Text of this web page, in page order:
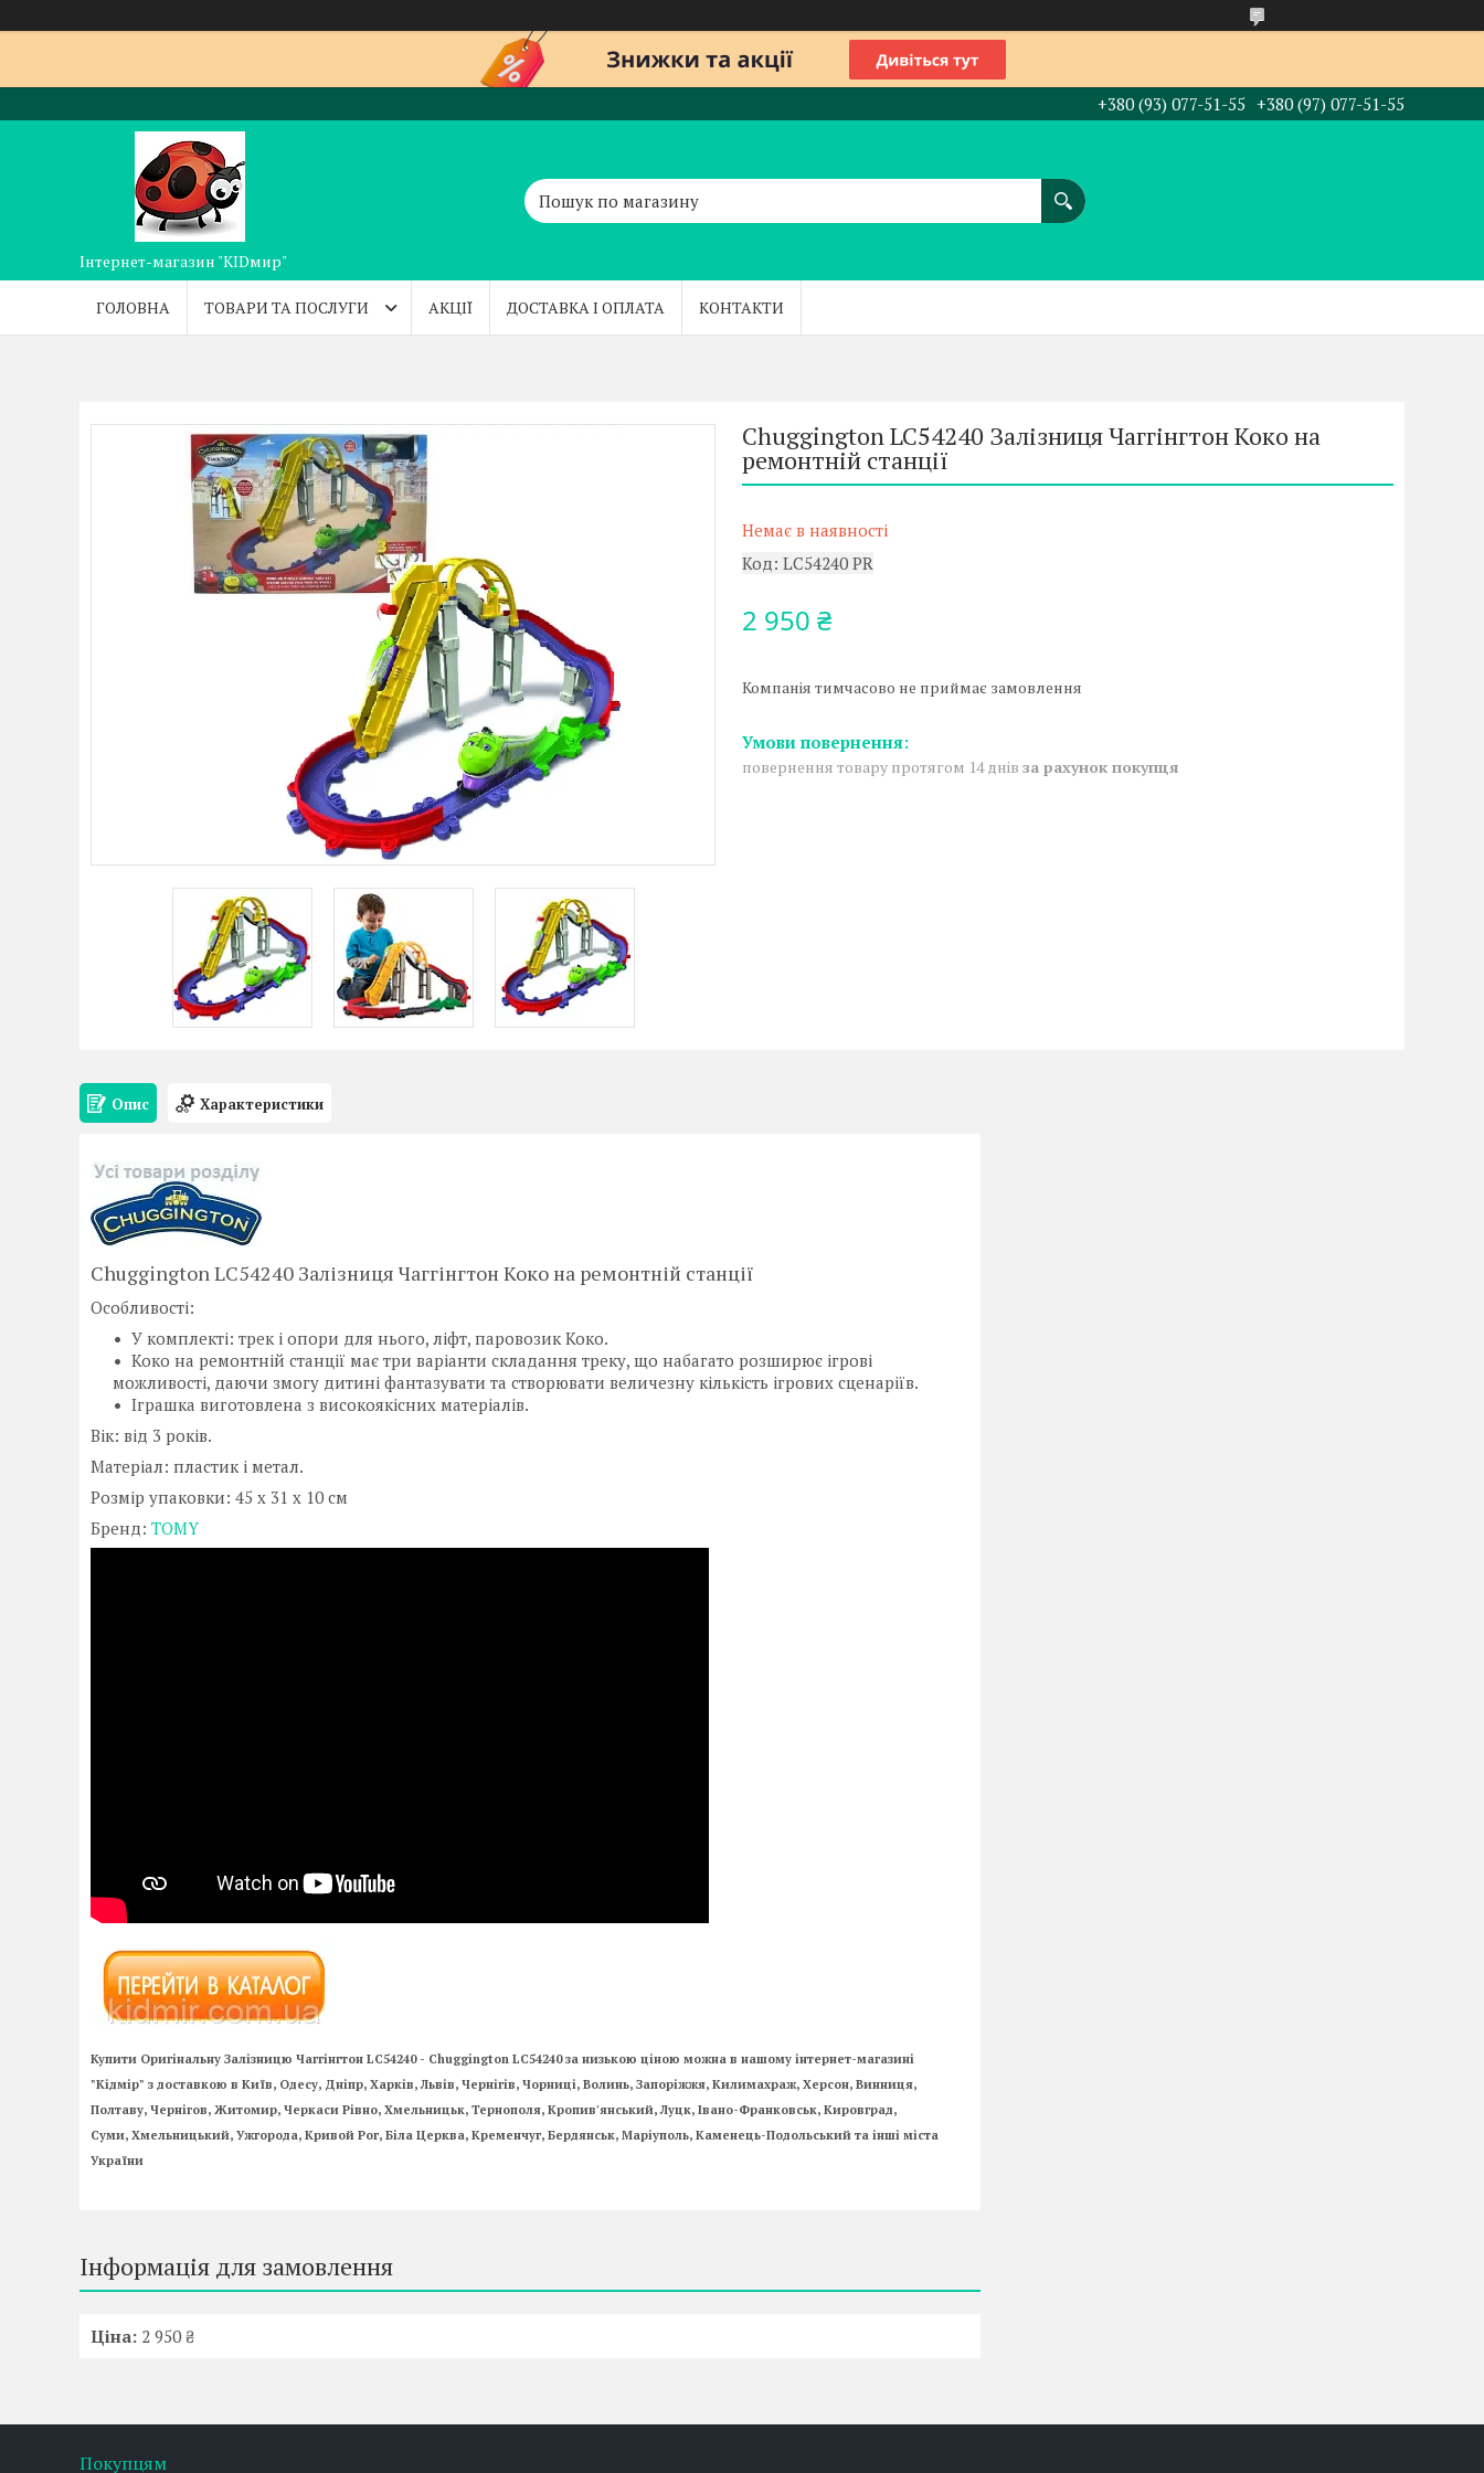
+380 (93) 077-51-55 +380 (97) 077-51-55
Інтернет-магазин "KIDмир"
ГОЛОВНА ТОВАРИ ТА ПОСЛУГИ АКЦІЇ ДОСТАВКА І ОПЛАТА КОНТАКТИ
Chuggington LC54240 Залізниця Чаггінгтон Коко на
ремонтній станції
Немає в наявності
Код: LC54240 PR
2 950 ₴
Компанія тимчасово не приймає замовлення
повернення товару протягом 14 днів за рахунок покупця
Опис Характеристики
Chuggington LC54240 Залізниця Чаггінгтон Коко на ремонтній станції
Особливості:
У комплекті: трек і опори для нього, ліфт, паровозик Коко.
Коко на ремонтній станції має три варіанти складання треку, що набагато розширює ігрові
можливості, даючи змогу дитині фантазувати та створювати величезну кількість ігрових сценаріїв.
Іграшка виготовлена з високоякісних матеріалів.
Вік: від 3 років.
Матеріал: пластик і метал.
Розмір упаковки: 45 x 31 x 10 см
Бренд: TOMY
Купити Оригінальну Залізницю Чаггінгтон LC54240 - Chuggington LC54240 за низькою ціною можна в нашому інтернет-магазині
"Кідмір" з доставкою в Київ, Одесу, Дніпр, Харків, Львів, Чернігів, Чорниці, Волинь, Запоріжжя, Килимахраж, Херсон, Винниця,
Полтаву, Чернігов, Житомир, Черкаси Рівно, Хмельницьк, Тернополя, Кропив'янський, Луцк, Івано-Франковськ, Кировград,
Суми, Хмельницький, Ужгорода, Кривой Рог, Біла Церква, Кременчуг, Бердянськ, Маріуполь, Каменець-Подольський та інші міста
України
Інформація для замовлення
Ціна: 2 950 ₴
Покупцям